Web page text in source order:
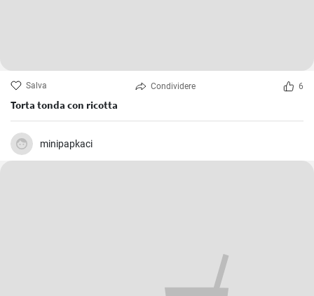
Salva Condividere 6
Torta tonda con ricotta
minipapkaci